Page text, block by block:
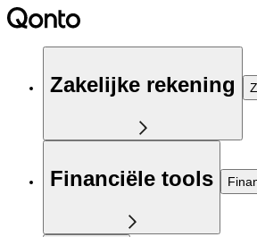
Zakelijke rekening
Financiële tools